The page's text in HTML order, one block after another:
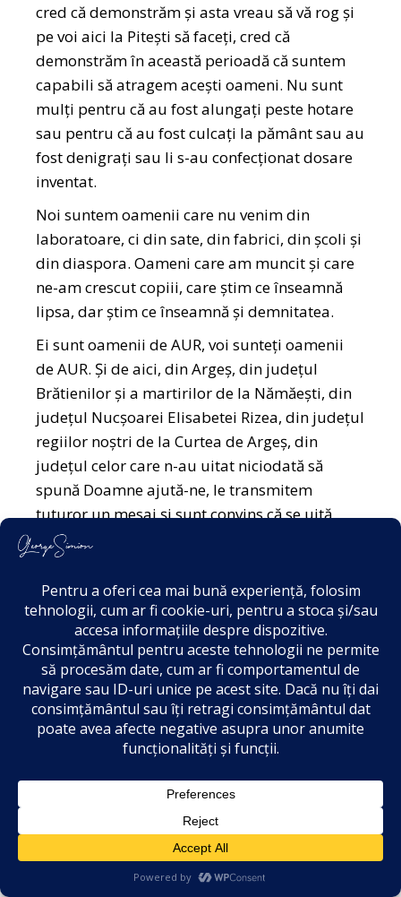
cred că demonstrăm și asta vreau să vă rog și
pe voi aici la Pitești să faceți, cred că
demonstrăm în această perioadă că suntem
capabili să atragem acești oameni. Nu sunt
mulți pentru că au fost alungați peste hotare
sau pentru că au fost culcați la pământ sau au
fost denigrați sau li s-au confecționat dosare
inventat.
Noi suntem oamenii care nu venim din
laboratoare, ci din sate, din fabrici, din școli și
din diaspora. Oameni care am muncit și care
ne-am crescut copiii, care știm ce înseamnă
lipsa, dar știm ce înseamnă și demnitatea.
Ei sunt oamenii de AUR, voi sunteți oamenii
de AUR. Și de aici, din Argeș, din județul
Brătienilor și a martirilor de la Nămăești, din
județul Nucșoarei Elisabetei Rizea, din județul
regiilor noștri de la Curtea de Argeș, din
județul celor care n-au uitat niciodată să
spună Doamne ajută-ne, le transmitem
tuturor un mesaj și sunt convins că se uită
foarte mulți români.
România se ridică, România renaște, haideți,
deșteptați-vă români!
Deșteptați-vă și veniți alături de noi să facem
acea majoritate de care e nevoie. Nu vă mai
lăsați dezbinați, nu-i mai lăsați să vă
învrăjbească împotriva noastră, pentru că noi
niciodată n-am fost slugi, n-am fost niciodată
ai sistemului, nici ai străinilor, nici ai
intereselor obscure. Noi suntem liberi, iar cea
mai mare putere a noastră este libertatea.
Vă mulțumesc, dragi prieteni, dragi colegi,
dragi tovarăși de cauză. Vă mulțumesc pentru
munca voastră, pentru loialitatea voastră,
pentru iubirea voastră!